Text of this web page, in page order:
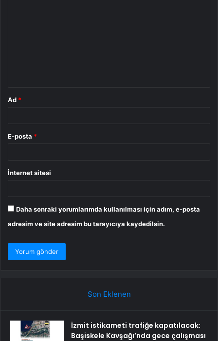
Ad *
E-posta *
İnternet sitesi
Daha sonraki yorumlarımda kullanılması için adım, e-posta
adresim ve site adresim bu tarayıcıya kaydedilsin.
Son Eklenen
İzmit istikameti trafiğe kapatılacak:
Başiskele Kavşağı’nda gece çalışması